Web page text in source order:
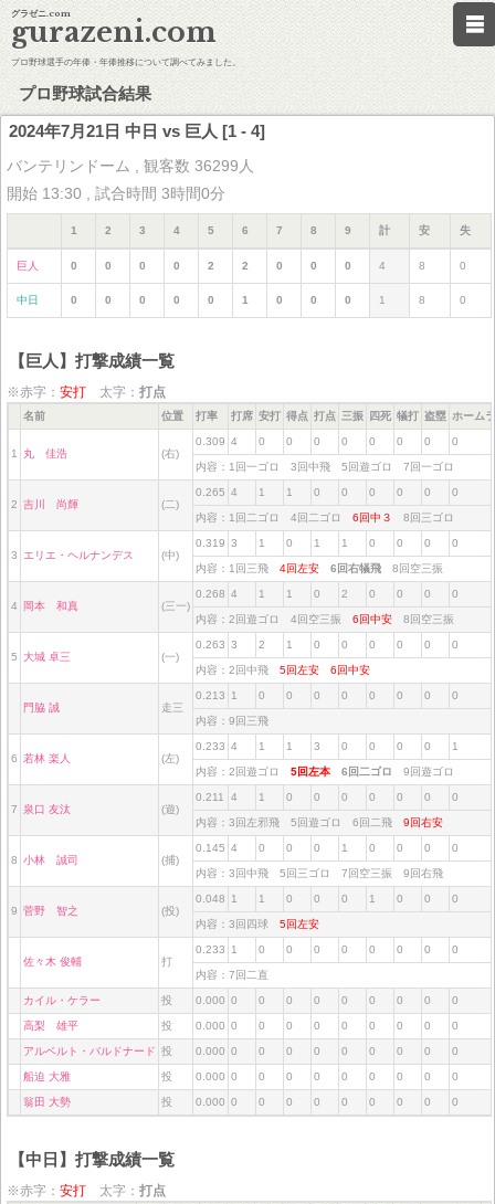
グラゼニ.com
gurazeni.com
プロ野球選手の年俸・年俸推移について調べてみました。
プロ野球試合結果
2024年7月21日 中日 vs 巨人 [1 - 4]
バンテリンドーム , 観客数 36299人
開始 13:30 , 試合時間 3時間0分
1 2 3 4 5 6 7 8 9 計 安 失
巨人 0 0 0 0 2 2 0 0 0 4 8 0
中日 0 0 0 0 0 1 0 0 0 1 8 0
【巨人】打撃成績一覧
※赤字： 安打 太字： 打点
名前 位置 打率 打席 安打 得点 打点 三振 四死 犠打 盗塁 ホーム
1 丸 佳浩 (右)
0.309 4 0 0 0 0 0 0 0 0
内容：1回一ゴロ 3回中飛 5回遊ゴロ 7回一ゴロ
2 吉川 尚輝 (二)
0.265 4 1 1 0 0 0 0 0 0
内容：1回二ゴロ 4回二ゴロ 6回中３ 8回三ゴロ
3 エリエ・ヘルナンデス (中)
0.319 3 1 0 1 1 0 0 0 0
内容：1回三飛 4回左安 6回右犠飛 8回空三振
4 岡本 和真 (三一)
0.268 4 1 1 0 2 0 0 0 0
内容：2回遊ゴロ 4回空三振 6回中安 8回空三振
5 大城 卓三 (一)
0.263 3 2 1 0 0 0 0 0 0
内容：2回中飛 5回左安 6回中安
門脇 誠 走三
0.213 1 0 0 0 0 0 0 0 0
内容：9回三飛
6 若林 楽人 (左)
0.233 4 1 1 3 0 0 0 0 1
内容：2回遊ゴロ 5回左本 6回二ゴロ 9回遊ゴロ
7 泉口 友汰 (遊)
0.211 4 1 0 0 0 0 0 0 0
内容：3回左邪飛 5回遊ゴロ 6回二飛 9回右安
8 小林 誠司 (捕)
0.145 4 0 0 0 1 0 0 0 0
内容：3回中飛 5回三ゴロ 7回空三振 9回右飛
9 菅野 智之 (投)
0.048 1 1 0 0 0 1 0 0 0
内容：3回四球 5回左安
佐々木 俊輔 打
0.233 1 0 0 0 0 0 0 0 0
内容：7回二直
カイル・ケラー 投 0.000 0 0 0 0 0 0 0 0 0
高梨 雄平 投 0.000 0 0 0 0 0 0 0 0 0
アルベルト・バルドナード 投 0.000 0 0 0 0 0 0 0 0 0
船迫 大雅 投 0.000 0 0 0 0 0 0 0 0 0
翁田 大勢 投 0.000 0 0 0 0 0 0 0 0 0
【中日】打撃成績一覧
※赤字： 安打 太字： 打点